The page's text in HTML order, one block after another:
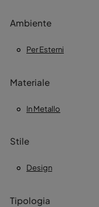
Ambiente
Per Esterni
Materiale
In Metallo
Stile
Design
Tipologia